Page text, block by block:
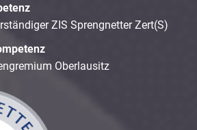
ZIS Sprengnetter Zert(S)
Oberlausitz